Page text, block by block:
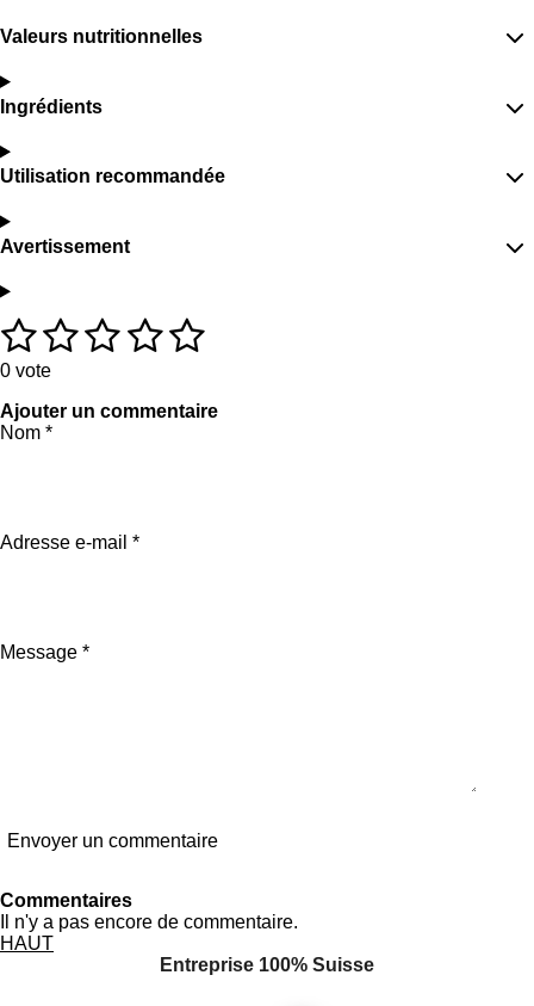
Valeurs nutritionnelles
Ingrédients
Utilisation recommandée
Avertissement
É
v
a
u
a
:
i
1
é
t
o
l
e
2
é
t
e
3
t
e
4
t
l
e
5
t
E
y
0 vote
Ajouter un commentaire
Nom *
Adresse e-mail *
Message *
Envoyer un commentaire
Commentaires
Il n'y a pas encore de commentaire.
HAUT
Entreprise 100% Suisse